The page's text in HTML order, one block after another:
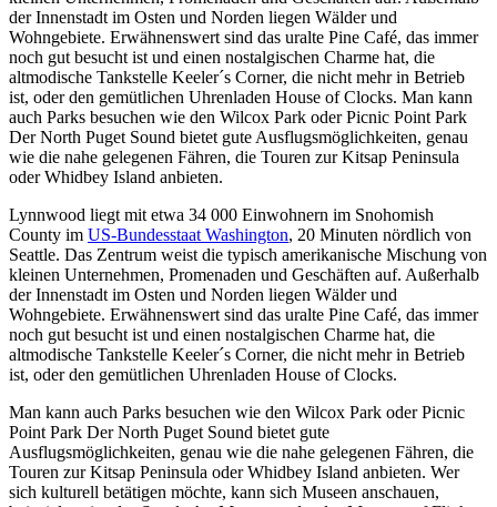
der Innenstadt im Osten und Norden liegen Wälder und
Wohngebiete. Erwähnenswert sind das uralte Pine Café, das immer
noch gut besucht ist und einen nostalgischen Charme hat, die
altmodische Tankstelle Keeler´s Corner, die nicht mehr in Betrieb
ist, oder den gemütlichen Uhrenladen House of Clocks. Man kann
auch Parks besuchen wie den Wilcox Park oder Picnic Point Park
Der North Puget Sound bietet gute Ausflugsmöglichkeiten, genau
wie die nahe gelegenen Fähren, die Touren zur Kitsap Peninsula
oder Whidbey Island anbieten.
Lynnwood liegt mit etwa 34 000 Einwohnern im Snohomish
County im US-Bundesstaat Washington, 20 Minuten nördlich von
Seattle. Das Zentrum weist die typisch amerikanische Mischung von
kleinen Unternehmen, Promenaden und Geschäften auf. Außerhalb
der Innenstadt im Osten und Norden liegen Wälder und
Wohngebiete. Erwähnenswert sind das uralte Pine Café, das immer
noch gut besucht ist und einen nostalgischen Charme hat, die
altmodische Tankstelle Keeler´s Corner, die nicht mehr in Betrieb
ist, oder den gemütlichen Uhrenladen House of Clocks.
Man kann auch Parks besuchen wie den Wilcox Park oder Picnic
Point Park Der North Puget Sound bietet gute
Ausflugsmöglichkeiten, genau wie die nahe gelegenen Fähren, die
Touren zur Kitsap Peninsula oder Whidbey Island anbieten. Wer
sich kulturell betätigen möchte, kann sich Museen anschauen,